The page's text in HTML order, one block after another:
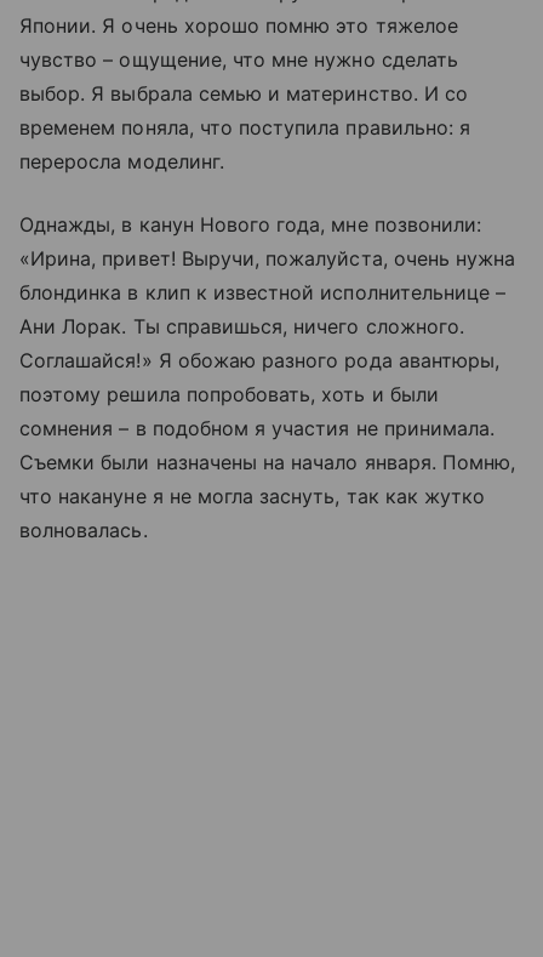
Японии. Я очень хорошо помню это тяжелое
чувство – ощущение, что мне нужно сделать
выбор. Я выбрала семью и материнство. И со
временем поняла, что поступила правильно: я
переросла моделинг.
Однажды, в канун Нового года, мне позвонили:
«Ирина, привет! Выручи, пожалуйста, очень нужна
блондинка в клип к известной исполнительнице –
Ани Лорак. Ты справишься, ничего сложного.
Соглашайся!» Я обожаю разного рода авантюры,
поэтому решила попробовать, хоть и были
сомнения – в подобном я участия не принимала.
Съемки были назначены на начало января. Помню,
что накануне я не могла заснуть, так как жутко
волновалась.